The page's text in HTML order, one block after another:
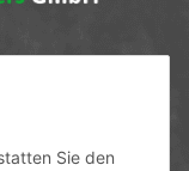
Sie den